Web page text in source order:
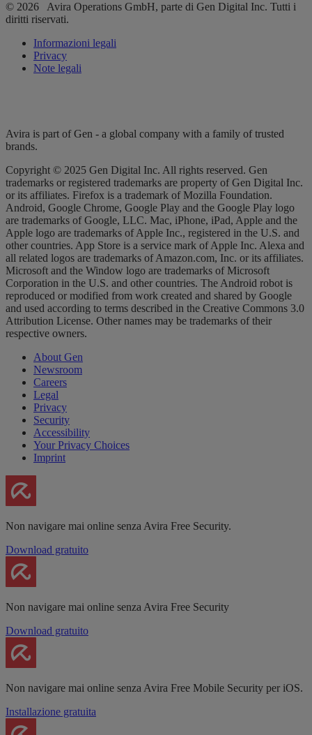
© 2026 Avira Operations GmbH, parte di Gen Digital Inc. Tutti i
diritti riservati.
Informazioni legali
Privacy
Note legali
Avira is part of Gen - a global company with a family of trusted
brands.
Copyright © 2025 Gen Digital Inc. All rights reserved. Gen
trademarks or registered trademarks are property of Gen Digital Inc.
or its affiliates. Firefox is a trademark of Mozilla Foundation.
Android, Google Chrome, Google Play and the Google Play logo
are trademarks of Google, LLC. Mac, iPhone, iPad, Apple and the
Apple logo are trademarks of Apple Inc., registered in the U.S. and
other countries. App Store is a service mark of Apple Inc. Alexa and
all related logos are trademarks of Amazon.com, Inc. or its affiliates.
Microsoft and the Window logo are trademarks of Microsoft
Corporation in the U.S. and other countries. The Android robot is
reproduced or modified from work created and shared by Google
and used according to terms described in the Creative Commons 3.0
Attribution License. Other names may be trademarks of their
respective owners.
About Gen
Newsroom
Careers
Legal
Privacy
Security
Accessibility
Your Privacy Choices
Imprint
Non navigare mai online senza Avira Free Security.
Download gratuito
Non navigare mai online senza Avira Free Security
Download gratuito
Non navigare mai online senza Avira Free Mobile Security per iOS.
Installazione gratuita